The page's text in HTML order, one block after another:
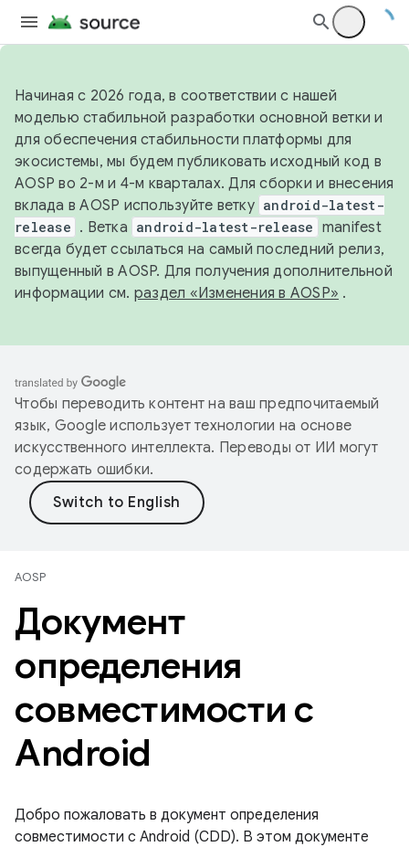
Начиная с 2026 года, в соответствии с нашей
моделью стабильной разработки основной ветки и
для обеспечения стабильности платформы для
экосистемы, мы будем публиковать исходный код в
AOSP во 2-м и 4-м кварталах. Для сборки и внесения
вклада в AOSP используйте ветку android-latest-
release . Ветка android-latest-release manifest
всегда будет ссылаться на самый последний релиз,
выпущенный в AOSP. Для получения дополнительной
информации см. раздел «Изменения в AOSP» .
Чтобы переводить контент на ваш предпочитаемый
язык, Google использует технологии на основе
искусственного интеллекта. Переводы от ИИ могут
содержать ошибки.
AOSP
Документ
определения
совместимости с
Android
Добро пожаловать в документ определения
совместимости с Android (CDD). В этом документе